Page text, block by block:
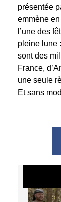
présentée
emmène
l’une des
pleine lune
sont des
France,
une seule
Et sans